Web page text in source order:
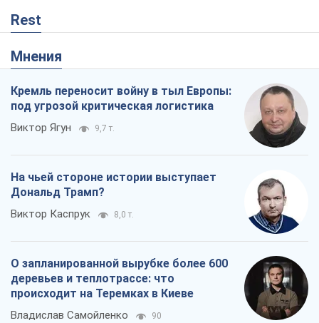
Rest
Мнения
Кремль переносит войну в тыл Европы:
под угрозой критическая логистика
Виктор Ягун 9,7 т.
На чьей стороне истории выступает
Дональд Трамп?
Виктор Каспрук 8,0 т.
О запланированной вырубке более 600
деревьев и теплотрассе: что
происходит на Теремках в Киеве
Владислав Самойленко 90